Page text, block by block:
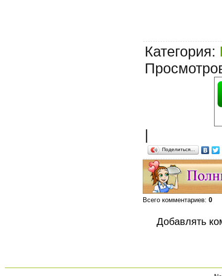
Категория:
|
Поделиться…
Всего комментариев: 0
Добавлять